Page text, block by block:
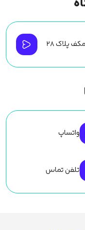
پلاک ۲۸
واتساپ
تلفن تماس